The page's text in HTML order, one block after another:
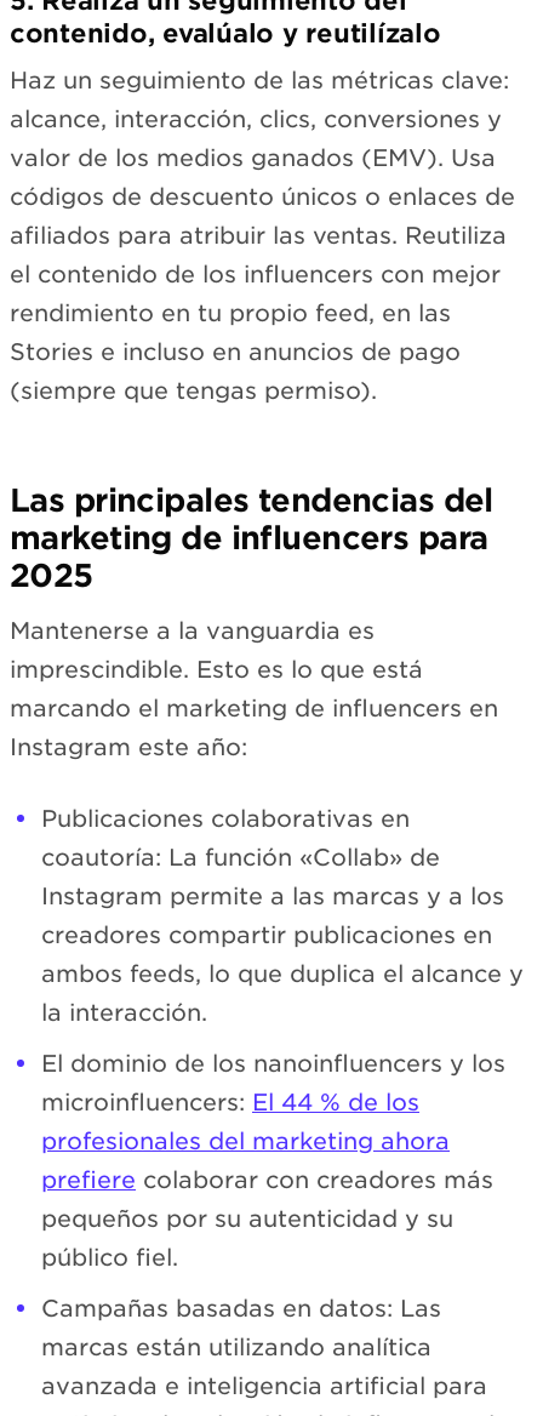
contenido, evalúalo y reutilízalo
Haz un seguimiento de las métricas clave:
alcance, interacción, clics, conversiones y
valor de los medios ganados (EMV). Usa
códigos de descuento únicos o enlaces de
afiliados para atribuir las ventas. Reutiliza
el contenido de los influencers con mejor
rendimiento en tu propio feed, en las
Stories e incluso en anuncios de pago
(siempre que tengas permiso).
Las principales tendencias del
marketing de influencers para
2025
Mantenerse a la vanguardia es
imprescindible. Esto es lo que está
marcando el marketing de influencers en
Instagram este año:
Publicaciones colaborativas en
coautoría: La función «Collab» de
Instagram permite a las marcas y a los
creadores compartir publicaciones en
ambos feeds, lo que duplica el alcance y
la interacción.
El dominio de los nanoinfluencers y los
microinfluencers: El 44 % de los
profesionales del marketing ahora
prefiere colaborar con creadores más
pequeños por su autenticidad y su
público fiel.
Campañas basadas en datos: Las
marcas están utilizando analítica
avanzada e inteligencia artificial para